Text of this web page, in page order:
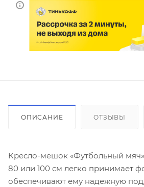
ОПИСАНИЕ ОТЗЫВЫ
Кресло-мешок «Футбольный
80 или 100 см легко принимает
обеспечивают ему надежную